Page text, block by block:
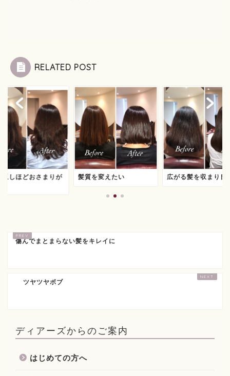
RELATED POST
返しほどおさまりが
髪質を変えたい 広がる髪を収まり良
傷んでまとまらない髪をキレイに
ツヤツヤボブ
ディアーズからのご案内
はじめての方へ